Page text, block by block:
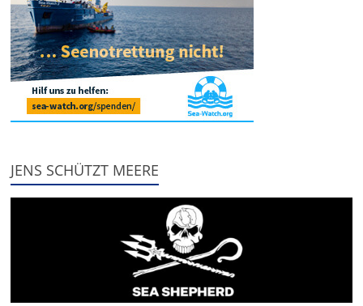
JENS SCHÜTZT MEERE